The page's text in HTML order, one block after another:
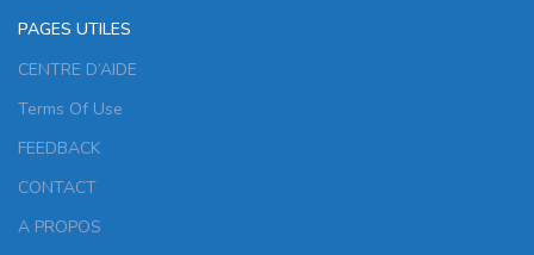
PAGES UTILES
CENTRE D’AIDE
Terms Of Use
FEEDBACK
CONTACT
A PROPOS